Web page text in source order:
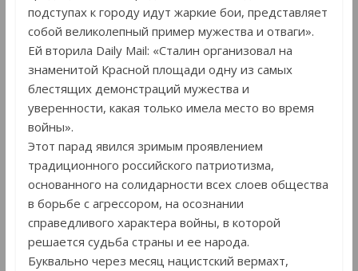
подступах к городу идут жаркие бои, представляет
собой великолепный пример мужества и отваги».
Ей вторила Daily Mail: «Сталин организовал на
знаменитой Красной площади одну из самых
блестящих демонстраций мужества и
уверенности, какая только имела место во время
войны».
Этот парад явился зримым проявлением
традиционного российского патриотизма,
основанного на солидарности всех слоев общества
в борьбе с агрессором, на осознании
справедливого характера войны, в которой
решается судьба страны и ее народа.
Буквально через месяц нацистский вермахт,